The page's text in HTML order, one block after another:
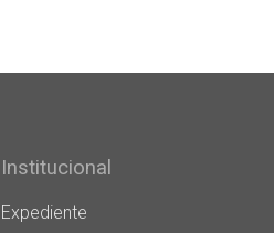
Institucional
Expediente